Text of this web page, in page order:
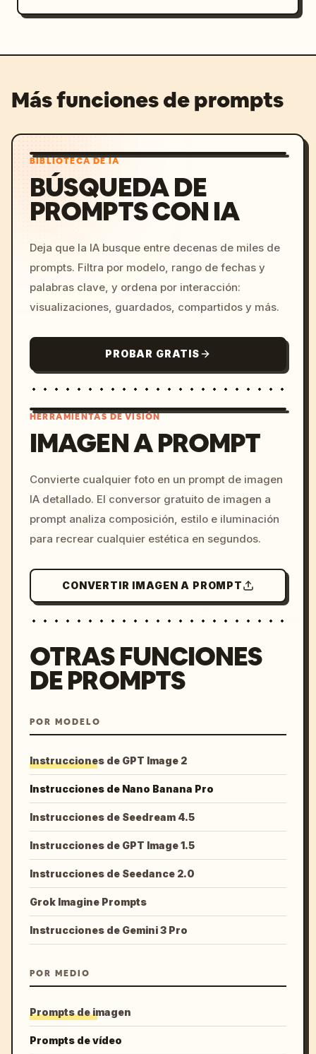
Más funciones de prompts
BIBLIOTECA DE IA
BÚSQUEDA DE
PROMPTS CON IA
Deja que la IA busque entre decenas de miles de
prompts. Filtra por modelo, rango de fechas y
palabras clave, y ordena por interacción:
visualizaciones, guardados, compartidos y más.
PROBAR GRATIS
c, cyberpunk sunset, neon
colors, 8k --v 6.0
HERRAMIENTAS DE VISIÓN
IMAGEN A PROMPT
Convierte cualquier foto en un prompt de imagen
IA detallado. El conversor gratuito de imagen a
prompt analiza composición, estilo e iluminación
para recrear cualquier estética en segundos.
CONVERTIR IMAGEN A PROMPT
OTRAS FUNCIONES
DE PROMPTS
POR MODELO
Instrucciones de GPT Image 2
Instrucciones de Nano Banana Pro
Instrucciones de Seedream 4.5
Instrucciones de GPT Image 1.5
Instrucciones de Seedance 2.0
Grok Imagine Prompts
Instrucciones de Gemini 3 Pro
POR MEDIO
Prompts de imagen
Prompts de vídeo